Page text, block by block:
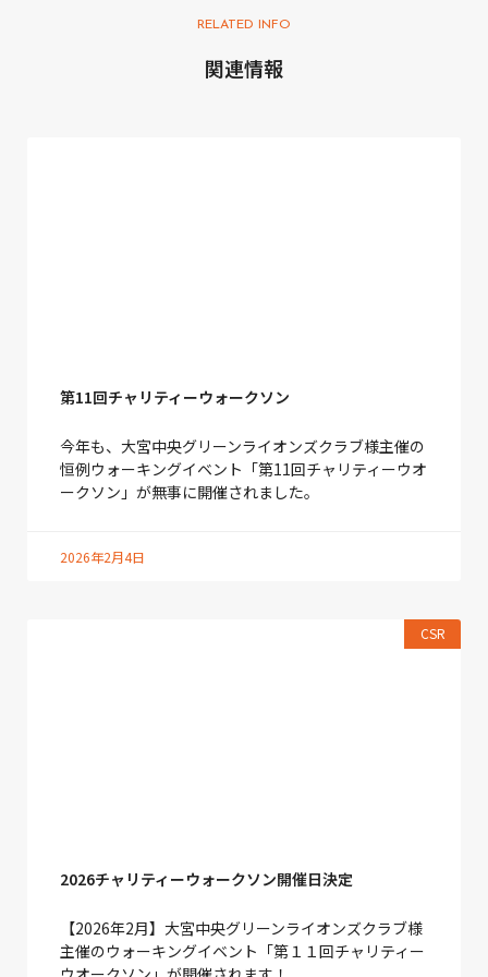
RELATED INFO
関連情報
第11回チャリティーウォークソン
今年も、大宮中央グリーンライオンズクラブ様主催の
恒例ウォーキングイベント「第11回チャリティーウオ
ークソン」が無事に開催されました。
2026年2月4日
CSR
2026チャリティーウォークソン開催日決定
【2026年2月】大宮中央グリーンライオンズクラブ様
主催のウォーキングイベント「第１１回チャリティー